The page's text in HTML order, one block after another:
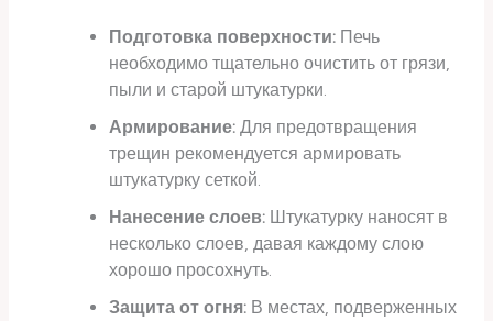
Подготовка поверхности:Печь
необходимо тщательно очистить от грязи,
пыли и старой штукатурки.
Армирование:Для предотвращения
трещин рекомендуется армировать
штукатурку сеткой.
Нанесение слоев:Штукатурку наносят в
несколько слоев, давая каждому слою
хорошо просохнуть.
Защита от огня:В местах, подверженных